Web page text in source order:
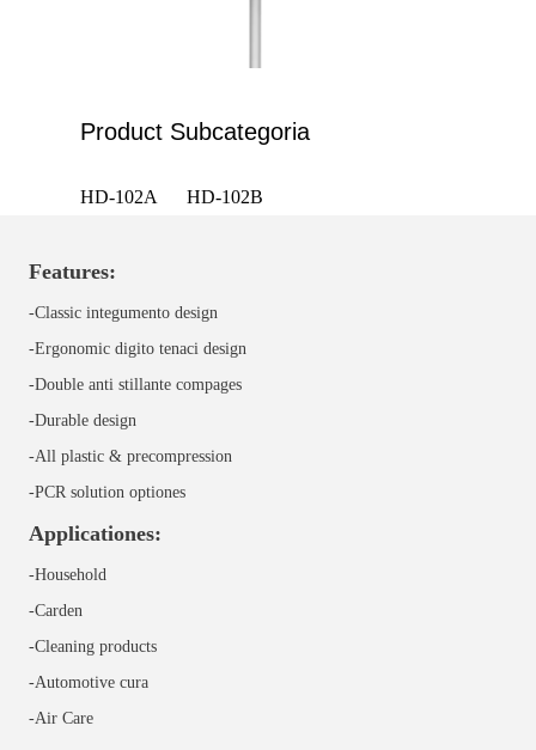
Product Subcategoria
HD-102A HD-102B
Features:
-Classic integumento design
-Ergonomic digito tenaci design
-Double anti stillante compages
-Durable design
-All plastic & precompression
-PCR solution optiones
Applicationes:
-Household
-Carden
-Cleaning products
-Automotive cura
-Air Care